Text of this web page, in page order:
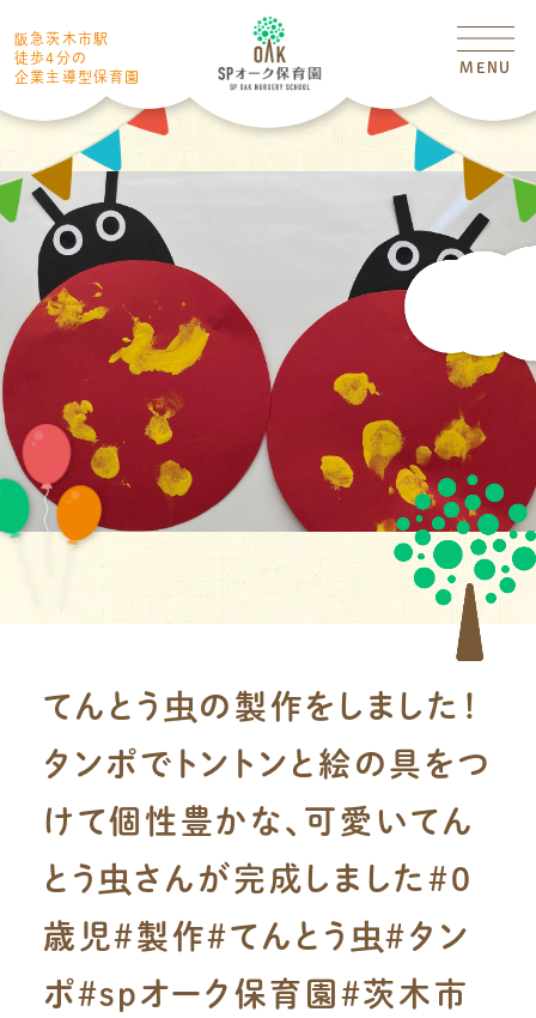
阪急茨木市駅
徒歩4分の
企業主導型保育園
MENU
てんとう虫の製作をしました！
タンポでトントンと絵の具をつ
けて個性豊かな、可愛いてん
とう虫さんが完成しました#0
歳児#製作#てんとう虫#タン
ポ#spオーク保育園#茨木市